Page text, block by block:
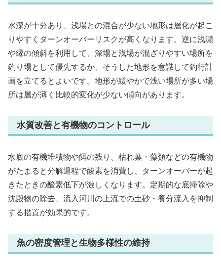
水深が十分あり、浅場との混合が少ない地形は層化が起こ
りやすくターンオーバーリスクが高くなります。逆に浅瀬
や縁の傾斜を利用して、深場と浅場が混ざりやすい場所を
釣り場として優先するか、そうした地形を意識して釣行計
画を立てるとよいです。地形が緩やかで浅い場所が多い場
所は層が薄く比較的変化が少ない傾向があります。
水質改善と有機物のコントロール
水底の有機堆積物や餌の残り、枯れ葉・藻類などの有機物
がたまると分解過程で酸素を消費し、ターンオーバーが起
きたときの酸素低下が激しくなります。定期的な底掃除や
沈殿物の除去、流入河川の上流での土砂・養分流入を抑制
する措置が効果的です。
魚の密度管理と生物多様性の維持